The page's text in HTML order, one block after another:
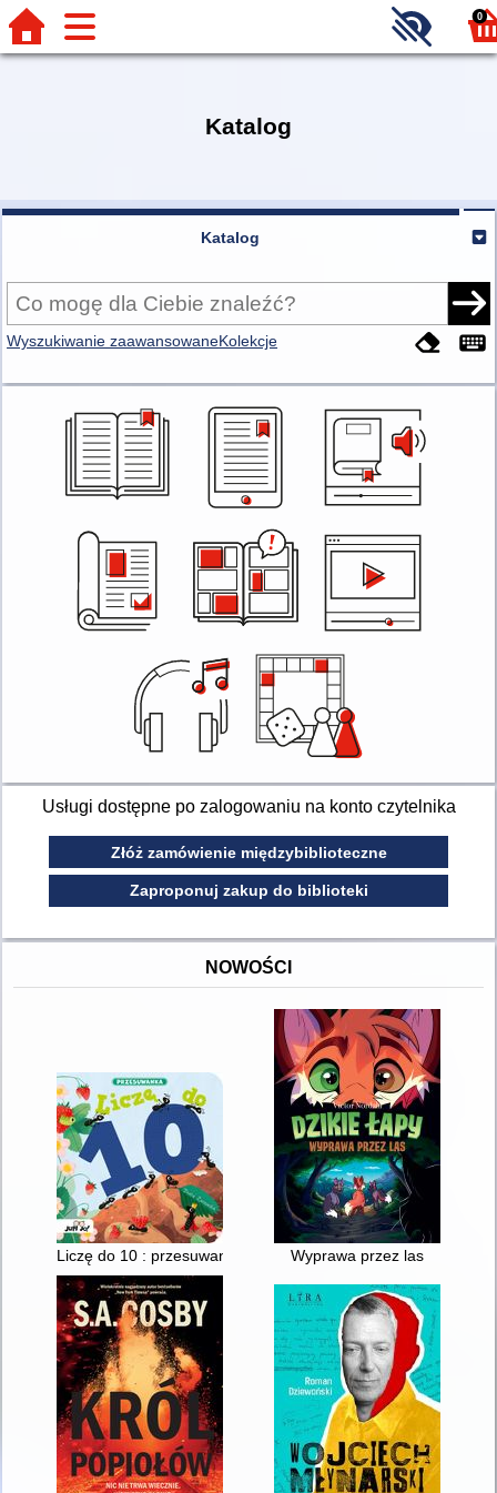
0
Katalog
Katalog
Wyszukiwanie zaawansowaneKolekcje
Usługi dostępne po zalogowaniu na konto czytelnika
Złóż zamówienie międzybiblioteczne
Zaproponuj zakup do biblioteki
NOWOŚCI
Liczę do 10 : przesuwanka Wyprawa przez las